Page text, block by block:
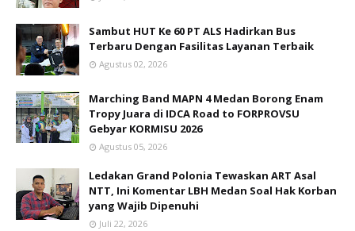
Sambut HUT Ke 60 PT ALS Hadirkan Bus
Terbaru Dengan Fasilitas Layanan Terbaik
Agustus 02, 2026
Marching Band MAPN 4 Medan Borong Enam
Tropy Juara di IDCA Road to FORPROVSU
Gebyar KORMISU 2026
Agustus 05, 2026
Ledakan Grand Polonia Tewaskan ART Asal
NTT, Ini Komentar LBH Medan Soal Hak Korban
yang Wajib Dipenuhi
Juli 22, 2026